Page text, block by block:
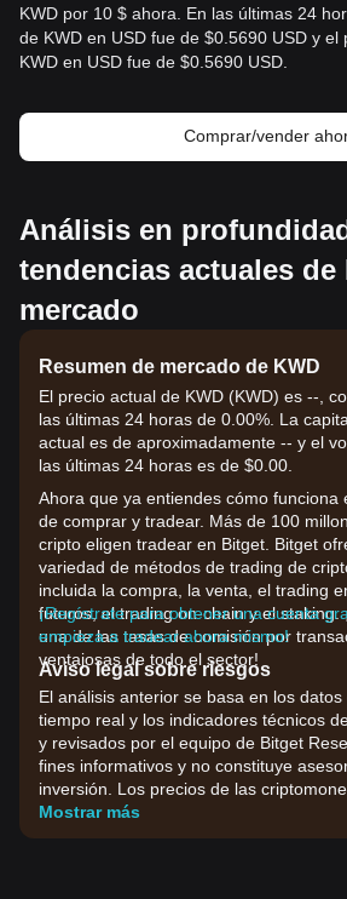
KWD por 10 $ ahora. En las últimas 24
de KWD en USD fue de $0.5690 USD y el
KWD en USD fue de $0.5690 USD.
Comprar/vender
Análisis en
tendencias actuales de
mercado
Resumen de mercado de KWD
El precio actual de KWD (KWD) es --,
las últimas 24 horas de 0.00%. La
actual es de aproximadamente -- y el
las últimas 24 horas es de $0.00.
Ahora que ya entiendes cómo funciona
de comprar y tradear. Más de 100
cripto eligen tradear en Bitget. Bitget
variedad de métodos de trading de
incluida la compra, la venta, el trading
futuros, el trading on-chain y el staking.
una de las tasas de comisión por
ventajosas de todo el sector!
¡Regístrate para obtener una cuenta
empieza a tradear ahora mismo!
Aviso legal sobre riesgos
El análisis anterior se basa en los
tiempo real y los indicadores técnicos
y revisados por el equipo de Bitget
fines informativos y no constituye
inversión. Los precios de las
volátiles. Toma tus decisiones de
tolerancia al riesgo.
Mostrar más